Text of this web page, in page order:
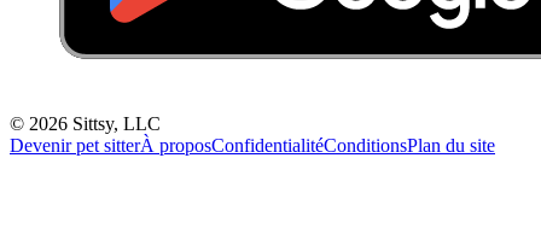
© 2026 Sittsy, LLC
Devenir pet sitterÀ proposConfidentialitéConditionsPlan du site